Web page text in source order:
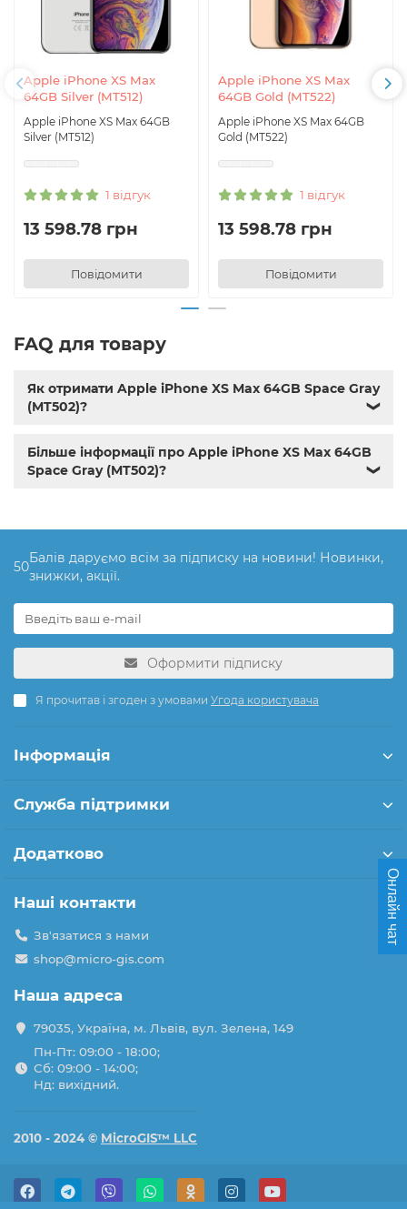
Apple iPhone XS Max
64GB Silver (MT512)
Apple iPhone XS Max 64GB
Silver (MT512)
1 відгук
13 598.78 грн
Повідомити
Apple iPhone XS Max
64GB Gold (MT522)
Apple iPhone XS Max 64GB
Gold (MT522)
1 відгук
13 598.78 грн
Повідомити
FAQ для товару
Як отримати Apple iPhone XS Max 64GB Space Gray
(MT502)?
❯
Більше інформації про Apple iPhone XS Max 64GB
Space Gray (MT502)?
❯
50
Балів даруємо всім за підписку на новини! Новинки,
знижки, акції.
Оформити підписку
Я прочитав і згоден з умовами Угода користувача
Інформація
Служба підтримки
Додатково
Наші контакти
Зв'язатися з нами
shop@micro-gis.com
Наша адреса
79035, Україна, м. Львів, вул. Зелена, 149
Пн-Пт: 09:00 - 18:00;
Сб: 09:00 - 14:00;
Нд: вихідний.
2010 - 2024 © MicroGIS™ LLC
Онлайн чат